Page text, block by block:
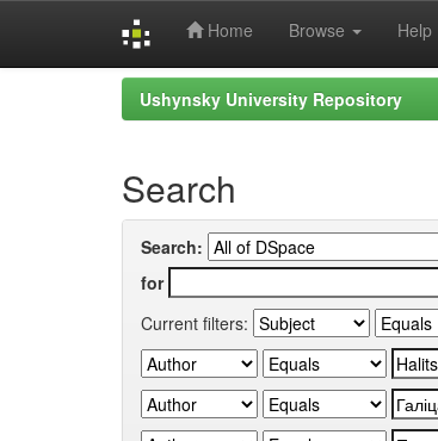
Home Browse Help
Ushynsky University Repository
Search
Search:
for
Current filters: